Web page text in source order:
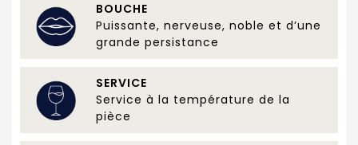
BOUCHE
Puissante, nerveuse, noble et d’une
grande persistance
SERVICE
Service à la température de la
pièce